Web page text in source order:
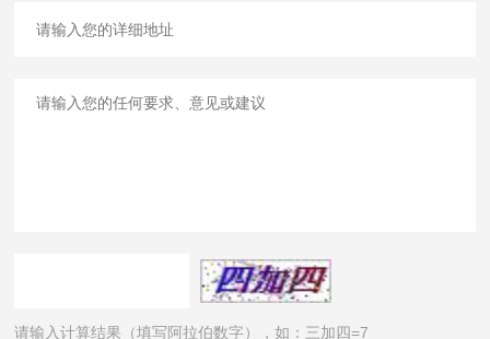
请输入计算结果（填写阿拉伯数字），如：三加四=7